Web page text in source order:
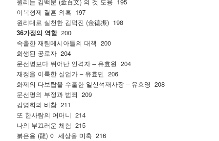
원리는 김백문 (金百文) 의 것 도용 195
이복형제 결혼 의혹 197
원리대로 실천한 김덕진 (金德振) 198
36가정의 역할200
속출한 재림메시아들의 대책 200
희생된 공로자 204
문선명보다 뛰어난 인격자 – 유효원 204
재정을 이룩한 실업가 – 유효민 206
화제의 다보탑을 수출한 일신석재사장 – 유효영 208
문선명의 부정과 범죄 209
김영희의 비참 211
또 한사람의 어머니 214
나의 부끄러운 체험 215
붉은용 (龍) 이 세상을 미혹 216